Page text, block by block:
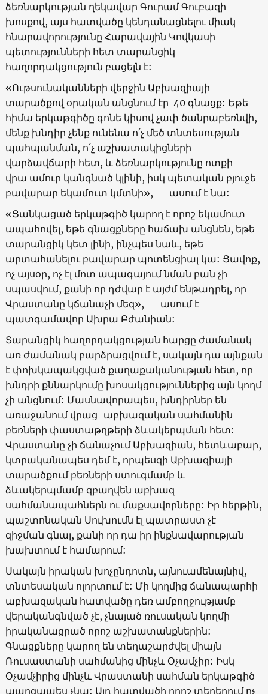
ձեռնարկության ղեկավար Գուրամ Գուբազի
խոսքով, այս հատվածը կենդանացնելու միակ
հնարավորությունը Հարավային Կովկասի
պետությունների հետ տարանցիկ
հաղորդակցություն բացելն է:
«Ութսունականների վերջին Աբխազիայի
տարածքով օրական անցնում էր 40 գնացք: Եթե
հիմա երկաթգիծը գոնե կիսով չափ ծանրաբեռնվի,
մենք խնդիր չենք ունենա ո՛չ մեծ տնտեսության
պահպանման, ո՛չ աշխատակիցների
վարձավճարի հետ, և ձեռնարկությունը ոտքի
վրա ամուր կանգնած կլինի, իսկ պետական բյուջե
բավարար եկամուտ կմտնի», — ասում է նա:
«Ցանկացած երկաթգիծ կարող է որոշ եկամուտ
ապահովել, եթե գնացքները հաճախ անցնեն, եթե
տարանցիկ կետ լինի, ինչպես նաև, եթե
արտահանելու բավարար պոտենցիալ կա: Ցավոք,
ոչ այսօր, ոչ էլ մոտ ապագայում նման բան չի
սպասվում, քանի որ դժվար է այժմ ենթադրել, որ
Վրաստանը կճանաչի մեզ», — ասում է
պատգամավոր Ախրա Բժանիան:
Տարանցիկ հաղորդակցության հարցը ժամանակ
առ ժամանակ բարձրացվում է, սակայն դա այնքան
է փոխկապակցված քաղաքականության հետ, որ
խնդրի քննարկումը խոսակցություններից այն կողմ
չի անցնում: Մասնավորապես, խնդիրներ են
առաջանում վրաց-աբխազական սահմանին
բեռների փաստաթղթերի ձևակերպման հետ:
Վրաստանը չի ճանաչում Աբխազիան, հետևաբար,
կտրականապես դեմ է, որպեսզի Աբխազիայի
տարածքում բեռների ստուգմամբ և
ձևակերպմամբ զբաղվեն աբխազ
սահմանապահներն ու մաքսավորները: Իր հերթին,
պաշտոնական Սուխումն էլ պատրաստ չէ
զիջման գնալ, քանի որ դա իր ինքնավարության
խախտում է համարում:
Սակայն իրական խոչընդոտն, այնուամենայնիվ,
տնտեսական ոլորտում է: Մի կողմից ճանապարհի
աբխազական հատվածը դեռ ամբողջությամբ
վերականգնված չէ, չնայած ռուսական կողմի
իրականացրած որոշ աշխատանքներին:
Գնացքները կարող են տեղաշարժվել միայն
Ռուսաստանի սահմանից մինչև Օչամչիր: Իսկ
Օչամչիրից մինչև Վրաստանի սահման երկաթգիծ
պարզապես չկա: Այդ հատվածի որոշ տեղերում ոչ